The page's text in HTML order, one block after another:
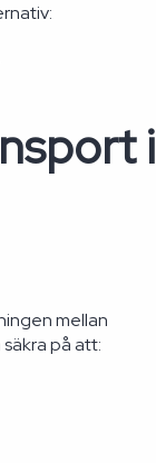
i
mellan
på att: